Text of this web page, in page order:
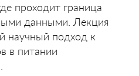
проходит граница
данными. Лекция
научный подход к
в питании